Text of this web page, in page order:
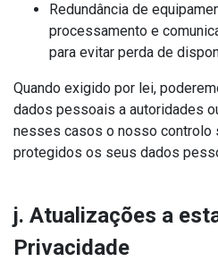
Redundância de
processamento e
para evitar perda de
Quando exigido por lei,
dados pessoais a autoridades
nesses casos o nosso controlo
protegidos os seus dados
j. Atualizações a
Privacidade